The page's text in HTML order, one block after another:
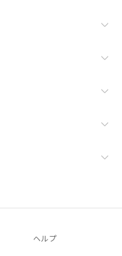
ヘルプ